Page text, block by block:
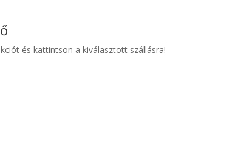
és kattintson a kiválasztott szállásra!